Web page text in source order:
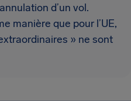
d’un vol.
manière que pour l’UE,
» ne sont